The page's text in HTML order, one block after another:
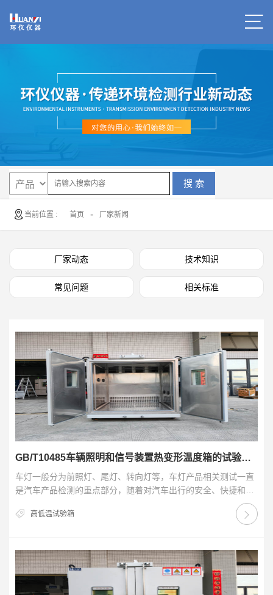
搜 索
当前位置 : 首页 - 厂家新闻
厂家动态 技术知识
常见问题 相关标准
GB/T10485车辆照明和信号装置热变形温度箱的试验解读
车灯一般分为前照灯、尾灯、转向灯等，车灯产品相关测试一直
是汽车产品检测的重点部分，随着对汽车出行的安全、快捷和舒
高低温试验箱